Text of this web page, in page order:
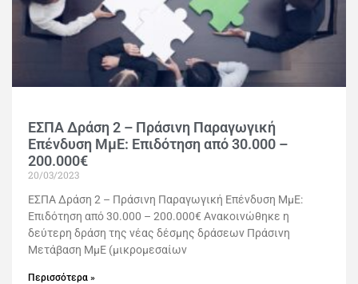
ΕΣΠΑ Δράση 2 – Πράσινη Παραγωγική
Επένδυση ΜμΕ: Επιδότηση από 30.000 –
200.000€
20/03/2023
ΕΣΠΑ Δράση 2 – Πράσινη Παραγωγική Επένδυση ΜμΕ:
Επιδότηση από 30.000 – 200.000€ Ανακοινώθηκε η
δεύτερη δράση της νέας δέσμης δράσεων Πράσινη
Μετάβαση ΜμΕ (μικρομεσαίων
Περισσότερα »